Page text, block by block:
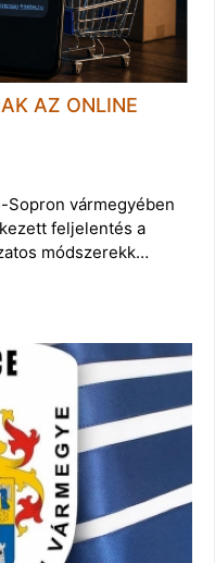
AZ ONLINE
Sopron vármegyében
feljelentés a
módszerekk…